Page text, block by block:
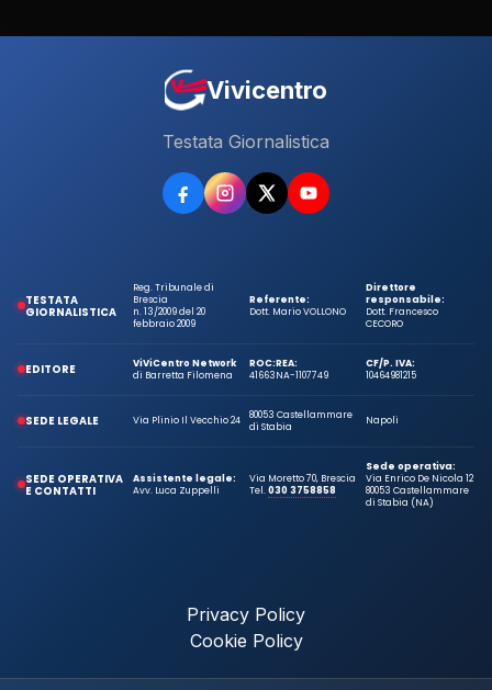
Vivicentro
Testata Giornalistica
TESTATA
GIORNALISTICA
Reg. Tribunale di
Brescia
n. 13/2009 del 20
febbraio 2009
Referente:
Dott. Mario VOLLONO
Direttore
responsabile:
Dott. Francesco
CECORO
EDITORE
ViViCentro Network
di Barretta Filomena
ROC:
41663
REA:
NA-1107749
CF/P. IVA:
10464981215
SEDE LEGALE Via Plinio Il Vecchio 24
80053 Castellammare
di Stabia
Napoli
SEDE OPERATIVA
E CONTATTI
Assistente legale:
Avv. Luca Zuppelli
Via Moretto 70, Brescia
Tel.030 3758858
Sede operativa:
Via Enrico De Nicola 12
80053 Castellammare
di Stabia (NA)
Privacy Policy
Cookie Policy